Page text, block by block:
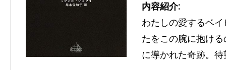
内容紹介:
わたしの愛するベ
たをこの腕に抱け
に導かれた奇跡。